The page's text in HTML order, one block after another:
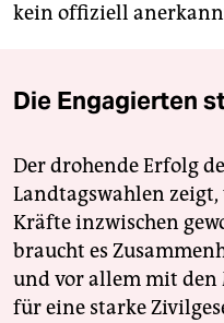
kein offiziell
Die Engagierten
Der drohende Erfolg
Landtagswahlen
Kräfte inzwischen
braucht es
und vor allem mit den
für eine starke